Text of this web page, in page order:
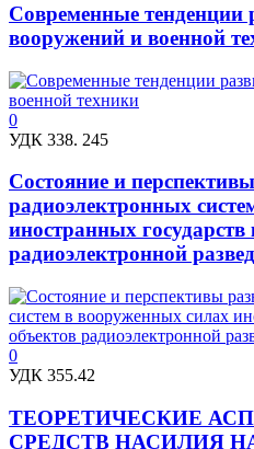
Современные тенденции
вооружений и военной
0
УДК 338. 245
Состояние и
радиоэлектронных
иностранных государств
радиоэлектронной
0
УДК 355.42
ТЕОРЕТИЧЕСКИЕ
СРЕДСТВ НАСИЛИЯ